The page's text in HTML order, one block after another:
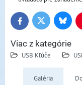
FacebookTwitter
Viac z kategórie
USB Kľúče
Galéria